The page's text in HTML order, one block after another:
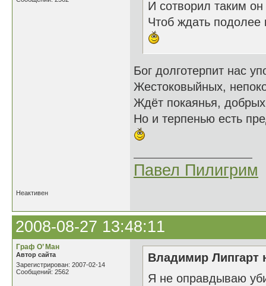
И сотворил таким он
Чтоб ждать подолее
Бог долготерпит нас
Жестоковыйных,
Ждёт покаянья,
Но и терпенью есть
Павел Пилигрим
Неактивен
2008-08-27 13:48:11
Граф О’ Ман
Автор сайта
Зарегистрирован: 2007-02-14
Сообщений: 2562
Владимир Липгарт
Я не оправдываю